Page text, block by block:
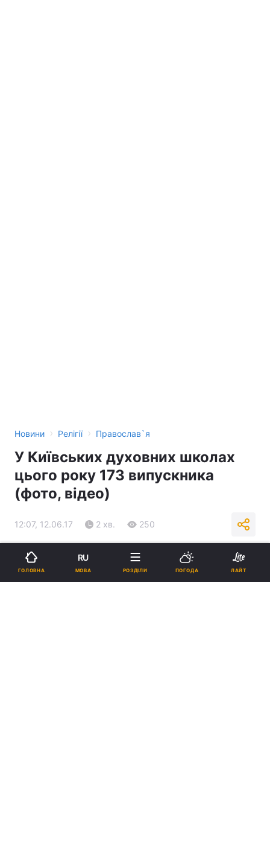
Новини › Релігії › Православ`я
У Київських духовних школах
цього року 173 випускника
(фото, відео)
12:07, 12.06.17 2 хв. 250
Підпишіться на нас в Google
ГОЛОВНА
RU
МОВА РОЗДІЛИ ПОГОДА ЛАЙТ